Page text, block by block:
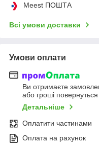
Meest ПОШТА
Всі умови доставки
Умови оплати
Ви отримаєте
або гроші
Детальніше
Оплатити частинами
Оплата на рахунок